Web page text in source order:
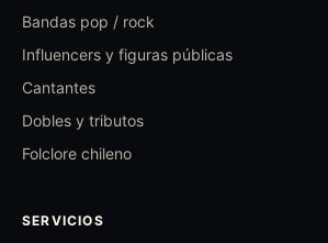
Bandas pop / rock
Influencers y figuras públicas
Cantantes
Dobles y tributos
Folclore chileno
SERVICIOS